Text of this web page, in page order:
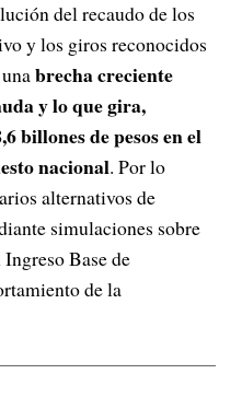
del recaudo de los
y los giros reconocidos
brecha creciente
y lo que gira,
billones de pesos en el
nacional. Por lo
alternativos de
simulaciones sobre
Base de
de la